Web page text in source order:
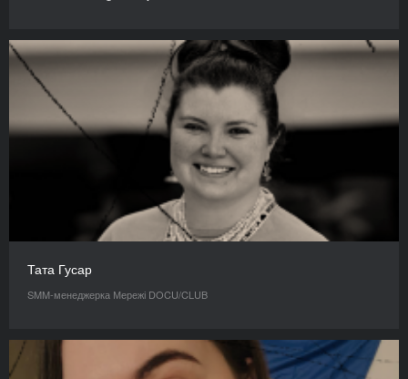
Тата Гусар
SMM-менеджерка Мережі DOCU/CLUB